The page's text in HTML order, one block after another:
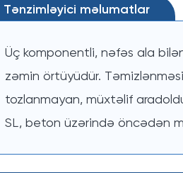
Tənzimləyici məlumatlar
Üç komponentli, nəfəs ala
zəmin örtüyüdür.
tozlanmayan, müxtəlif
SL, beton üzərində öncədən